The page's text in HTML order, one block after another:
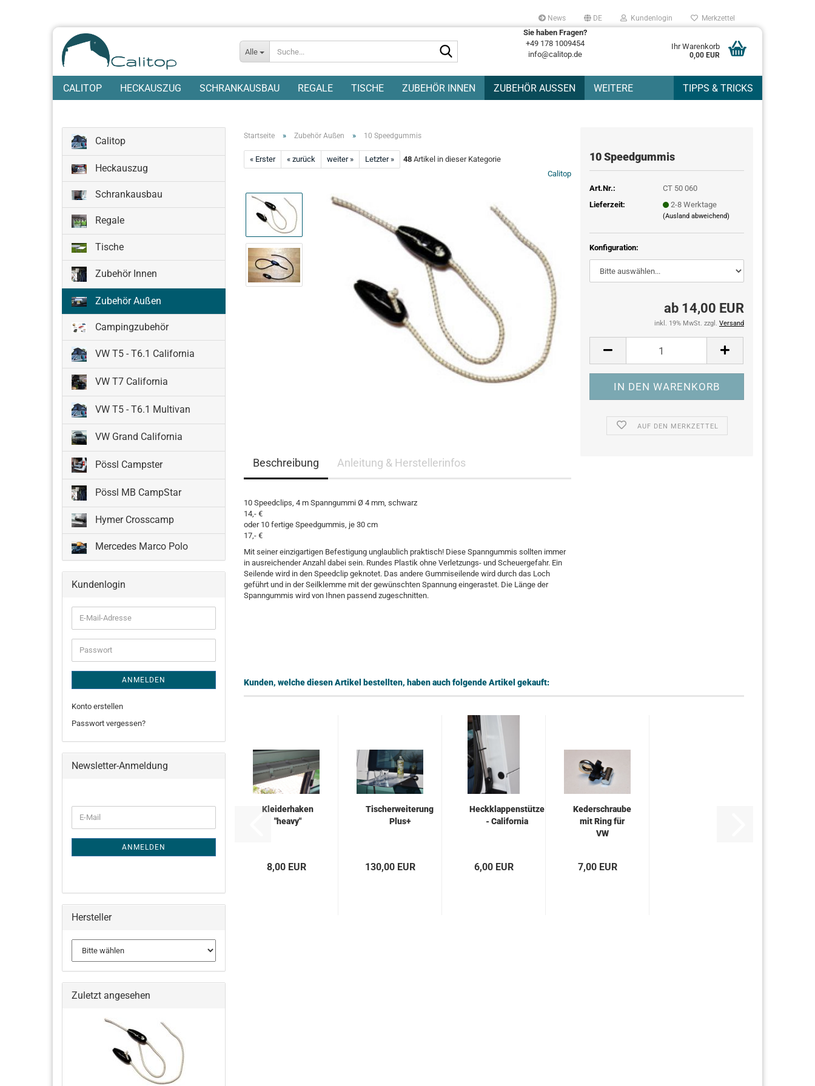
News DE Kundenlogin Merkzettel
Alle
Sie haben Fragen?
+49 178 1009454
info@calitop.de
Ihr Warenkorb
0,00 EUR
CALITOP HECKAUSZUG SCHRANKAUSBAU REGALE TISCHE ZUBEHÖR INNEN ZUBEHÖR AUSSEN TIPPS & TRICKS
WEITERE
Startseite » Zubehör Außen » 10 Speedgummis
« Erster « zurück weiter » Letzter » 48 Artikel in dieser Kategorie
Calitop
10 Speedgummis
Art.Nr.:
CT 50 060
Lieferzeit:
2-8 Werktage
(Ausland abweichend)
Konfiguration:
ab 14,00 EUR
inkl. 19% MwSt. zzgl. Versand
AUF DEN MERKZETTEL
Beschreibung Anleitung & Herstellerinfos
10 Speedclips, 4 m Spanngummi Ø 4 mm, schwarz
14,- €
oder 10 fertige Speedgummis, je 30 cm
17,- €
Mit seiner einzigartigen Befestigung unglaublich praktisch! Diese Spanngummis sollten immer
in ausreichender Anzahl dabei sein. Rundes Plastik ohne Verletzungs- und Scheuergefahr. Ein
Seilende wird in den Speedclip geknotet. Das andere Gummiseilende wird durch das Loch
geführt und in der Seilklemme mit der gewünschten Spannung eingerastet. Die Länge der
Spanngummis wird von Ihnen passend zugeschnitten.
Kunden, welche diesen Artikel bestellten, haben auch folgende Artikel gekauft:
Kleiderhaken
"heavy"
8,00 EUR
Tischerweiterung
Plus+
130,00 EUR
Heckklappenstütze
- California
6,00 EUR
Kederschraube
mit Ring für
VW
7,00 EUR
Calitop
Heckauszug
Schrankausbau
Regale
Tische
Zubehör Innen
Zubehör Außen
Campingzubehör
VW T5 - T6.1 California
VW T7 California
VW T5 - T6.1 Multivan
VW Grand California
Pössl Campster
Pössl MB CampStar
Hymer Crosscamp
Mercedes Marco Polo
Kundenlogin
E-
Mail-
Adresse
Passwort
ANMELDEN
Konto erstellen
Passwort vergessen?
Newsletter-Anmeldung
ZUR
NEWSLETTER-
E-
Mail
ANMELDEN
Hersteller
Zuletzt angesehen